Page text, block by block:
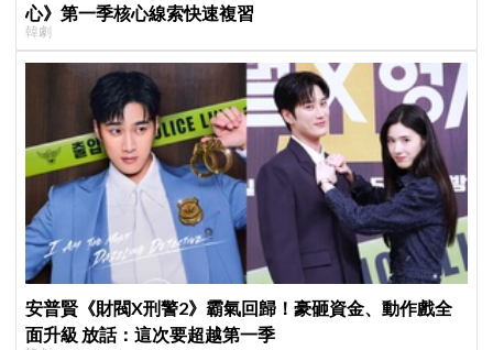
心》第一季核心線索快速複習
韓劇
安普賢《財閥X刑警2》霸氣回歸！豪砸資金、動作戲全
面升級 放話：這次要超越第一季